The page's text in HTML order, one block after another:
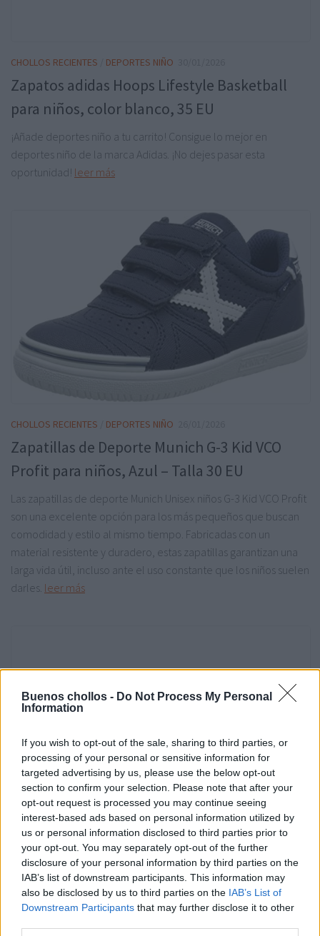
Buenos chollos - Do Not Process My Personal
Information
If you wish to opt-out of the sale, sharing to third parties, or
processing of your personal or sensitive information for
targeted advertising by us, please use the below opt-out
section to confirm your selection. Please note that after your
opt-out request is processed you may continue seeing
interest-based ads based on personal information utilized by
us or personal information disclosed to third parties prior to
your opt-out. You may separately opt-out of the further
disclosure of your personal information by third parties on the
IAB’s list of downstream participants. This information may
also be disclosed by us to third parties on the IAB’s List of
Downstream Participants that may further disclose it to other
CHOLLOS RECIENTES DEPORTES NIÑO
Zapatos adidas Hoops Lifestyle Basketball
para niños, color blanco, 35 EU
¡Añade deportes niño a tu carrito! Consigue lo mejor en
deportes niño de la marca Adidas. ¡No dejes pasar esta
oportunidad! leer más
CHOLLOS RECIENTES DEPORTES NIÑO
Zapatillas de Deporte Munich G-3 Kid VCO
Profit para niños, Azul – Talla 30 EU
Las zapatillas de deporte Munich Unisex niños G-3 Kid VCO Profit
son una excelente opción para los más pequeños que buscan
comodidad y estilo al mismo tiempo. Fabricadas con un
material resistente y duradero, estas zapatillas garantizan una
larga vida útil, incluso ante el uso constante que los niños suelen
darles. leer más
CHOLLOS 50%/ CHOLLOS RECIENTES/DEPORTES NIÑO 26/01/2026
Zapatillas de Deporte adidas Tensaur para
niños, 29 EU